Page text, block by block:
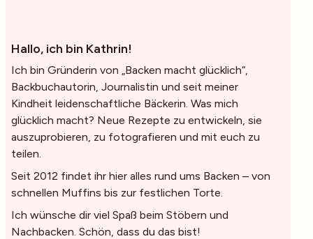
Hallo, ich bin Kathrin!
Ich bin Gründerin von „Backen macht glücklich“,
Backbuchautorin, Journalistin und seit meiner
Kindheit leidenschaftliche Bäckerin. Was mich
glücklich macht? Neue Rezepte zu entwickeln, sie
auszuprobieren, zu fotografieren und mit euch zu
teilen.
Seit 2012 findet ihr hier alles rund ums Backen – von
schnellen Muffins bis zur festlichen Torte.
Ich wünsche dir viel Spaß beim Stöbern und
Nachbacken. Schön, dass du das bist!